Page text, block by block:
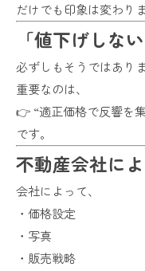
だけでも印象は変わりま
「値下げしな
必ずしもそうではありま
重要なのは、
👉 “適正価格で反響を
です。
不動産会社に
会社によって、
・価格設定
・写真
・販売戦略